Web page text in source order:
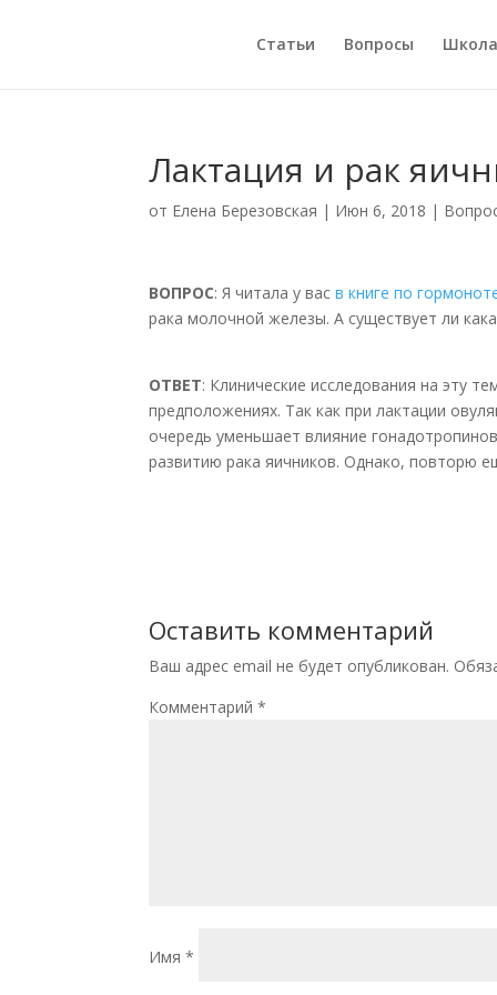
Статьи Вопросы Школа
Лактация и рак
от Елена Березовская | Июн 6, 2018 |
ВОПРОС: Я читала у вас в книге по
рака молочной железы. А существует ли
ОТВЕТ: Клинические исследования на эту
предположениях. Так как при лактации
очередь уменьшает влияние
развитию рака яичников. Однако, повторю
Оставить комментарий
Ваш адрес email не будет опубликован.
Комментарий*
Имя*